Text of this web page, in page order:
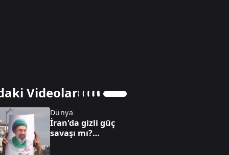
Videolar
Dünya
İran'da gizli güç
savaşı mı?